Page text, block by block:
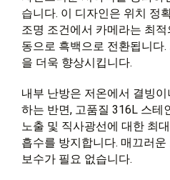
습니다. 이 디자인은 위치 정
조명 조건에서 카메라는 최
동으로 흑백으로 전환됩니다
을 더욱 향상시킵니다.
내부 난방은 저온에서 결빙
하는 반면, 고품질 316L 스테
노출 및 직사광선에 대한 최
흡수를 방지합니다. 매끄러
보수가 필요 없습니다.